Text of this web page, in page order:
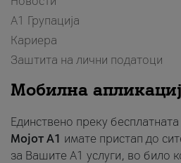
А1 Групација
Кариера
Заштита на лични податоци
Мобилна
Единствено преку
Мојот A1 имате пристап до
за Вашите A1 услуги, во било